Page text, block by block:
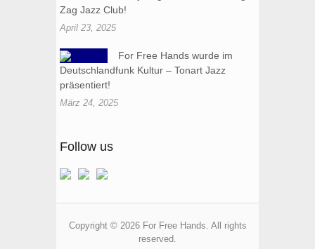
Zag Jazz Club!
April 23, 2025
For Free Hands wurde im
Deutschlandfunk Kultur – Tonart Jazz
präsentiert!
März 24, 2025
Follow us
Copyright © 2026 For Free Hands. All rights
reserved.